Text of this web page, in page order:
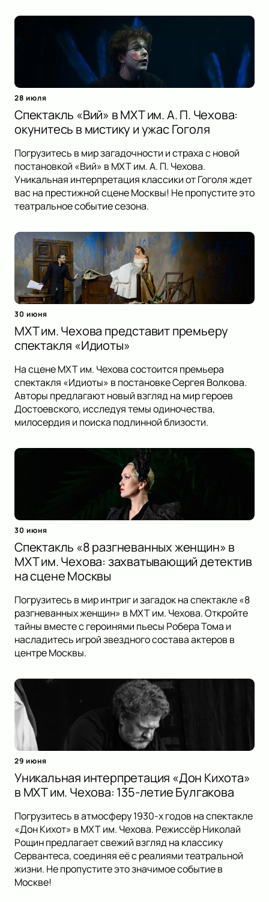
28 июля
Спектакль «Вий» в МХТ им. А. П. Чехова:
окунитесь в мистику и ужас Гоголя
Погрузитесь в мир загадочности и страха с новой
постановкой «Вий» в МХТ им. А. П. Чехова.
Уникальная интерпретация классики от Гоголя ждет
вас на престижной сцене Москвы! Не пропустите это
театральное событие сезона.
30 июня
МХТ им. Чехова представит премьеру
спектакля «Идиоты»
На сцене МХТ им. Чехова состоится премьера
спектакля «Идиоты» в постановке Сергея Волкова.
Авторы предлагают новый взгляд на мир героев
Достоевского, исследуя темы одиночества,
милосердия и поиска подлинной близости.
30 июня
Спектакль «8 разгневанных женщин» в
МХТ им. Чехова: захватывающий детектив
на сцене Москвы
Погрузитесь в мир интриг и загадок на спектакле «8
разгневанных женщин» в МХТ им. Чехова. Откройте
тайны вместе с героинями пьесы Робера Тома и
насладитесь игрой звездного состава актеров в
центре Москвы.
29 июня
Уникальная интерпретация «Дон Кихота»
в МХТ им. Чехова: 135-летие Булгакова
Погрузитесь в атмосферу 1930-х годов на спектакле
«Дон Кихот» в МХТ им. Чехова. Режиссёр Николай
Рощин предлагает свежий взгляд на классику
Сервантеса, соединяя её с реалиями театральной
жизни. Не пропустите это значимое событие в
Москве!